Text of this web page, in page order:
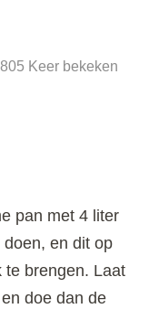
805 Keer bekeken
pan met 4 liter
en dit op
te brengen. Laat
doe dan de